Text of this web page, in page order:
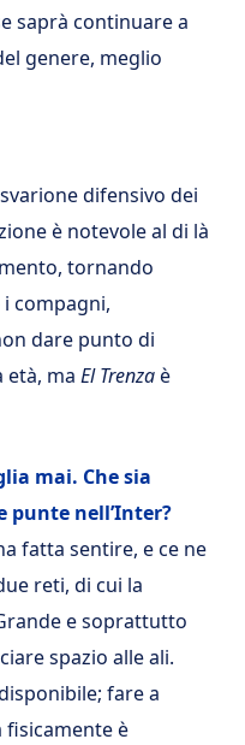
saprà continuare a
genere, meglio
difensivo dei
è notevole al di là
tornando
compagni,
dare punto di
età, ma El Trenzaè
mai. Che sia
punte nell’Inter?
fatta sentire, e ce ne
reti, di cui la
e soprattutto
spazio alle ali.
fare a
è